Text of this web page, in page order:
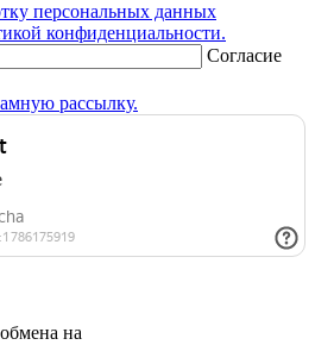
персональных данных
конфиденциальности.
Согласие
рассылку.
на